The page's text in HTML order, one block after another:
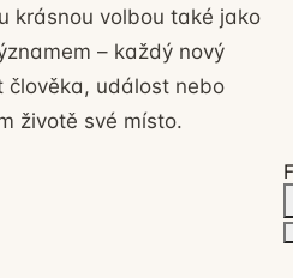
krásnou volbou také jako
– každý nový
člověka, událost nebo
životě své místo.